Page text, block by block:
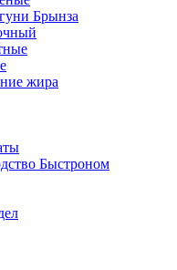
Брынза
жира
Быстроном